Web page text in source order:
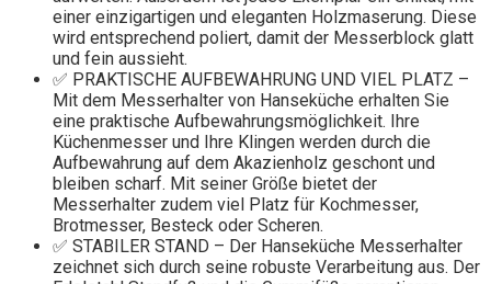
einer einzigartigen und eleganten Holzmaserung. Diese
wird entsprechend poliert, damit der Messerblock glatt
und fein aussieht.
✅ PRAKTISCHE AUFBEWAHRUNG UND VIEL PLATZ –
Mit dem Messerhalter von Hanseküche erhalten Sie
eine praktische Aufbewahrungsmöglichkeit. Ihre
Küchenmesser und Ihre Klingen werden durch die
Aufbewahrung auf dem Akazienholz geschont und
bleiben scharf. Mit seiner Größe bietet der
Messerhalter zudem viel Platz für Kochmesser,
Brotmesser, Besteck oder Scheren.
✅ STABILER STAND – Der Hanseküche Messerhalter
zeichnet sich durch seine robuste Verarbeitung aus. Der